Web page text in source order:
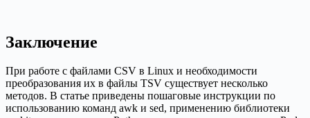
Заключение
При работе с файлами CSV в Linux и необходимости
преобразования их в файлы TSV существует несколько
методов. В статье приведены пошаговые инструкции по
использованию команд awk и sed, применению библиотеки